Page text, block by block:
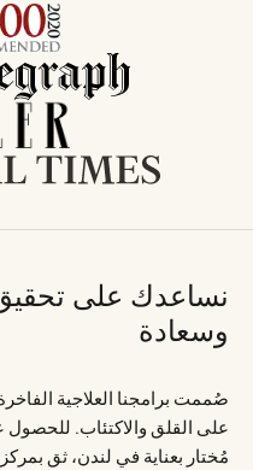
نساعدك على
وسعادة
صُممت برامجنا العلاجية
على القلق والاكتئاب.
مُختار بعناية في لندن، ثق